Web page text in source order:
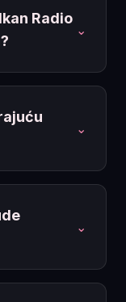
Radio
⌄
⌄
⌄